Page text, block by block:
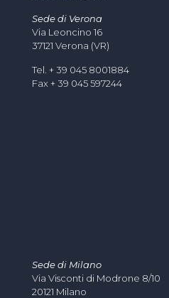
Sede di Verona
Via Leoncino 16
37121 Verona (VR)
Tel. + 39 045 8001884
Fax + 39 045 597244
Sede di Milano
Via Visconti di Modrone 8/10
20121 Milano